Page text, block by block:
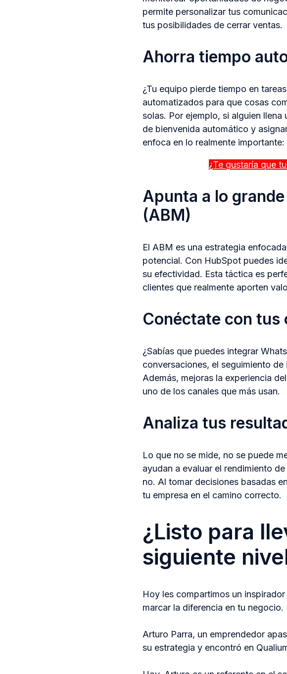
permite personalizar tus
tus posibilidades de cerrar ventas.
Ahorra tiempo
¿Tu equipo pierde tiempo en
automatizados para que cosas
solas. Por ejemplo, si alguien
de bienvenida automático y
enfoca en lo realmente importante:
¿Te gustaría que
Apunta a lo
(ABM)
El ABM es una estrategia
potencial. Con HubSpot puedes
su efectividad. Esta táctica es
clientes que realmente aporten
Conéctate con tus
¿Sabías que puedes integrar
conversaciones, el seguimiento
Además, mejoras la experiencia
uno de los canales que más usan.
Analiza tus
Lo que no se mide, no se puede
ayudan a evaluar el rendimiento
no. Al tomar decisiones basadas
tu empresa en el camino correcto.
¿Listo para
siguiente
Hoy les compartimos un
marcar la diferencia en tu negocio.
Arturo Parra, un emprendedor
su estrategia y encontró en